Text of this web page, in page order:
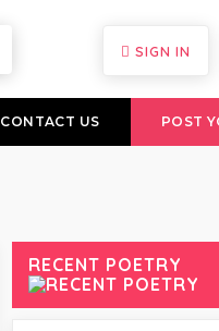
SIGN IN
CONTACT US POST
RECENT POETRY